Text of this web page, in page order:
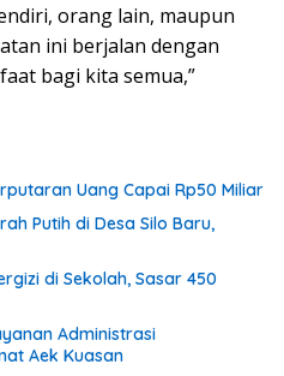
orang lain, maupun
ini berjalan dengan
bagi kita semua,”
Uang Capai Rp50 Miliar
Putih di Desa Silo Baru,
di Sekolah, Sasar 450
Administrasi
Aek Kuasan